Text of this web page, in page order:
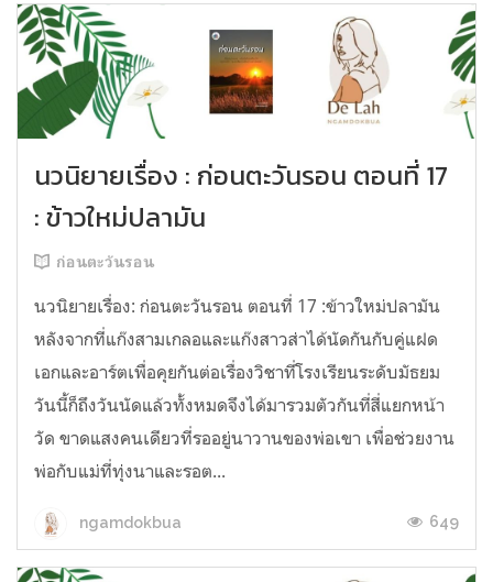
นวนิยายเรื่อง : ก่อนตะวันรอน ตอนที่ 17
: ข้าวใหม่ปลามัน
ก่อนตะวันรอน
นวนิยายเรื่อง: ก่อนตะวันรอน ตอนที่ 17 :ข้าวใหม่ปลามัน
หลังจากที่แก๊งสามเกลอและแก๊งสาวส่าได้นัดกันกับคู่แฝด
เอกและอาร์ตเพื่อคุยกันต่อเรื่องวิชาที่โรงเรียนระดับมัธยม
วันนี้ก็ถึงวันนัดแล้วทั้งหมดจึงได้มารวมตัวกันที่สี่แยกหน้า
วัด ขาดแสงคนเดียวที่รออยู่นาวานของพ่อเขา เพื่อช่วยงาน
พ่อกับแม่ที่ทุ่งนาและรอต...
ngamdokbua 649